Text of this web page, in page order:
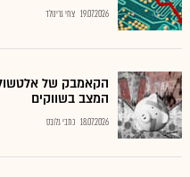
19.07.2026 צחי גרינולד
המצב בשווקים
18.07.2026 כתבי גלובס